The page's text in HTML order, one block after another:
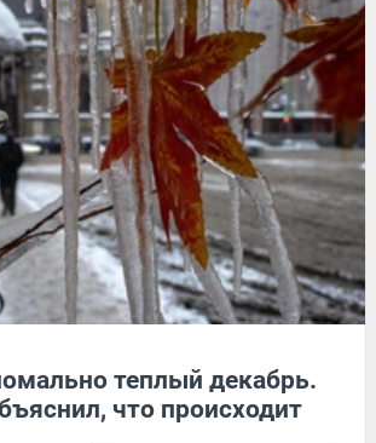
теплый декабрь.
что происходит